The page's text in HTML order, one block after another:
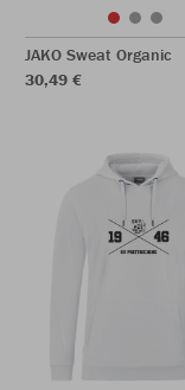
JAKO Sweat Organic
30,49 €